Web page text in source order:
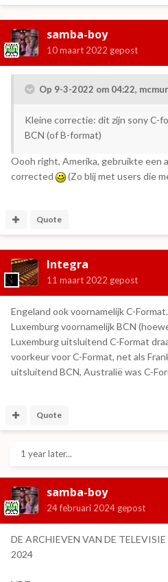
samba-boy
10 maart 2022 gepost
Op 9-3-2022 om 04:22,
Kleine correctie: dit zijn sony C-
BCN (of B-format)
Oooh right, Amerika, gebruikte een
corrected
(Zo blij met users die
Quote
Integra
11 maart 2022 gepost
Engeland ook voornamelijk C-
Luxemburg voornamelijk BCN
Luxemburg uitsluitend C-Format
voorkeur voor C-Format, net als
uitsluitend BCN, Australië was C-
Quote
1 year later...
samba-boy
24 februari 2024 gepost
DE ARCHIEVEN VAN DE
2024